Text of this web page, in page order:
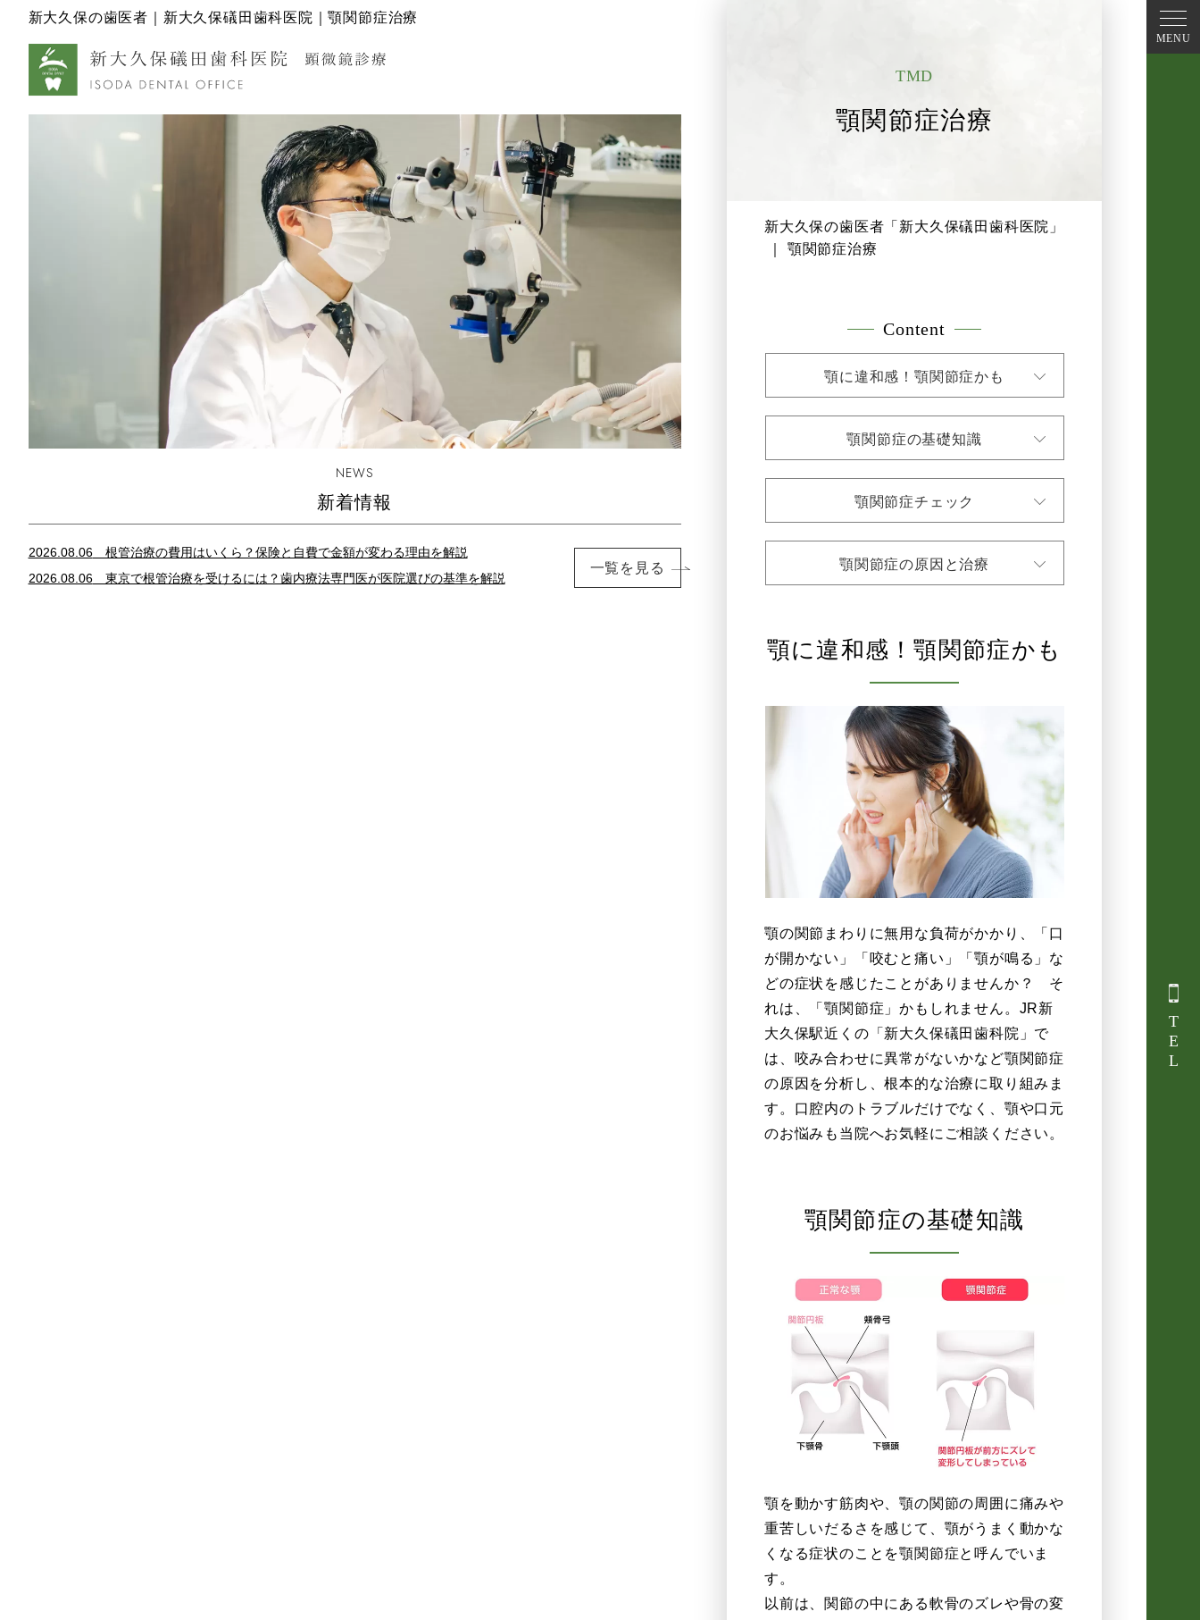
新大久保の歯医者｜新大久保礒田歯科医院｜顎関節症治療
NEWS
新着情報
2026.08.06根管治療の費用はいくら？保険と自費で金額が変わる理由を解説
2026.08.06東京で根管治療を受けるには？歯内療法専門医が医院選びの基準を解説
一覧を見る
MENU
TEL
TMD
顎関節症治療
新大久保の歯医者「新大久保礒田歯科医院」
顎関節症治療
Content
顎に違和感！顎関節症かも
顎関節症の基礎知識
顎関節症チェック
顎関節症の原因と治療
顎に違和感！顎関節症かも
顎の関節まわりに無用な負荷がかかり、「口
が開かない」「咬むと痛い」「顎が鳴る」な
どの症状を感じたことがありませんか？ そ
れは、「顎関節症」かもしれません。JR新
大久保駅近くの「新大久保礒田歯科院」で
は、咬み合わせに異常がないかなど顎関節症
の原因を分析し、根本的な治療に取り組みま
す。口腔内のトラブルだけでなく、顎や口元
のお悩みも当院へお気軽にご相談ください。
顎関節症の基礎知識
顎を動かす筋肉や、顎の関節の周囲に痛みや
重苦しいだるさを感じて、顎がうまく動かな
くなる症状のことを顎関節症と呼んでいま
す。
以前は、関節の中にある軟骨のズレや骨の変